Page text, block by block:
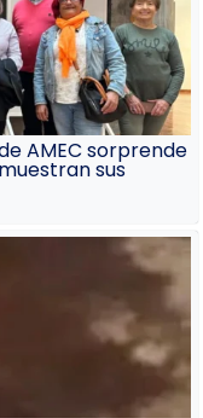
AMEC sorprende
sus